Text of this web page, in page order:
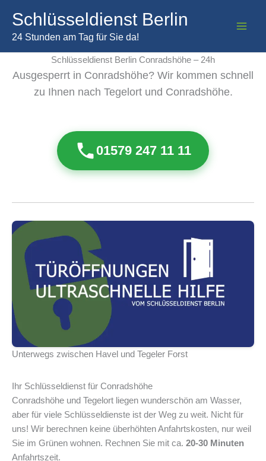
Inhalt
springen
Schlüsseldienst Berlin
24 Stunden am Tag für Sie da!
Schlüsseldienst Berlin Conradshöhe – 24h
Ausgesperrt in Conradshöhe? Wir kommen schnell
zu Ihnen nach Tegelort und Conradshöhe.
01579 247 11 11
Unterwegs zwischen Havel und Tegeler Forst
Ihr Schlüsseldienst für Conradshöhe
Conradshöhe und Tegelort liegen wunderschön am Wasser,
aber für viele Schlüsseldienste ist der Weg zu weit. Nicht für
uns! Wir berechnen keine überhöhten Anfahrtskosten, nur weil
Sie im Grünen wohnen. Rechnen Sie mit ca. 20-30 Minuten
Anfahrtszeit.